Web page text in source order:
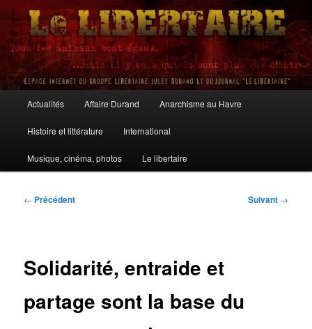
Aller
contenu
principalLe Libertaire
principal
Actualités Affaire Durand Anarchisme au Havre
Histoire et littérature International
Musique, cinéma, photos Le libertaire
Navigation
← Précédent Suivant →
Solidarité, entraide et
partage sont la base du